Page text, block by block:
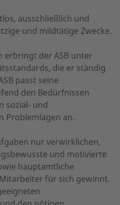
ausschließlich und
und mildtätige Zwecke.
erbringt der ASB unter
die er ständig
passt seine
den Bedürfnissen
sozial- und
Problemlagen an.
nur verwirklichen,
und motivierte
hauptamtliche
für sich gewinnt.